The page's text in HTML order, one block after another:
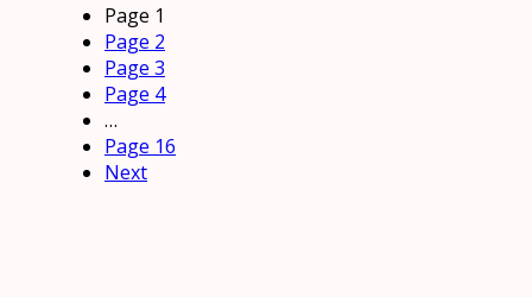
Page 1
Page 2
Page 3
Page 4
…
Page 16
Next